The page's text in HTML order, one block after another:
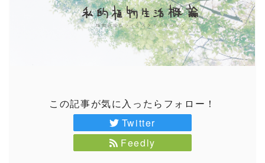
この記事が気に入ったらフォロー！
Twitter
Feedly